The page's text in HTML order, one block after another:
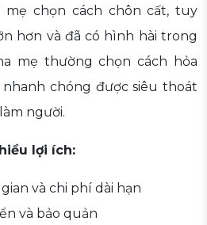
mẹ chọn cách chôn cất, tuy
hơn và đã có hình hài trong
mẹ thường chọn cách hỏa
chóng được siêu thoát
người.
lợi ích:
và chi phí dài hạn
và bảo quản